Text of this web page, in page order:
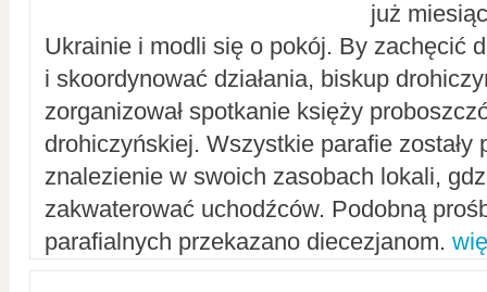
już
Ukrainie i modli się o pokój. By zachęcić
i skoordynować działania, biskup
zorganizował spotkanie księży
drohiczyńskiej. Wszystkie parafie zostały
znalezienie w swoich zasobach lokali,
zakwaterować uchodźców. Podobną
parafialnych przekazano diecezjanom.